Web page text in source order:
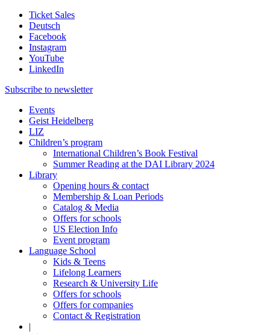
Ticket Sales
Deutsch
Facebook
Instagram
YouTube
LinkedIn
Subscribe to newsletter
Events
Geist Heidelberg
LIZ
Children’s program
International Children’s Book Festival
Summer Reading at the DAI Library 2024
Library
Opening hours & contact
Membership & Loan Periods
Catalog & Media
Offers for schools
US Election Info
Event program
Language School
Kids & Teens
Lifelong Learners
Research & University Life
Offers for schools
Offers for companies
Contact & Registration
|